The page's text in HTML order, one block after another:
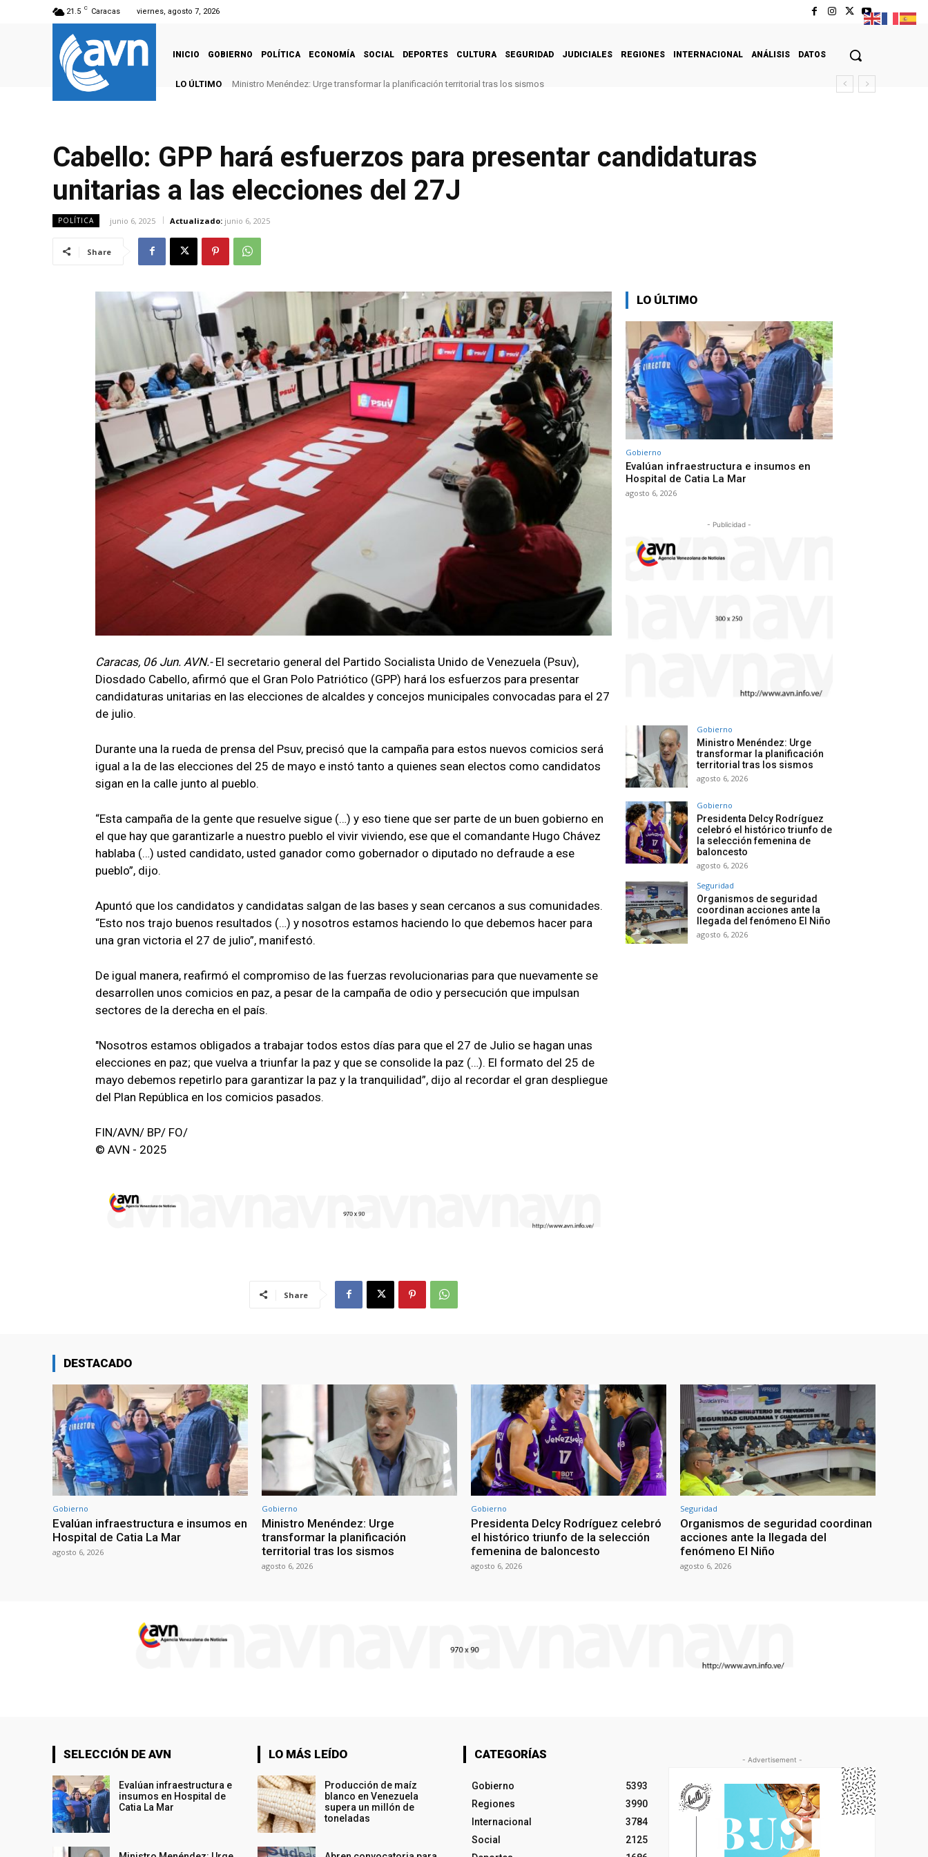
21.5 C Caracas viernes, agosto 7, 2026
INICIO GOBIERNO POLÍTICA ECONOMÍA SOCIAL DEPORTES CULTURA SEGURIDAD JUDICIALES REGIONES INTERNACIONAL ANÁLISIS DATOS
LO ÚLTIMO Ministro Menéndez: Urge transformar la planificación territorial tras los sismos
Cabello: GPP hará esfuerzos para presentar candidaturas
unitarias a las elecciones del 27J
POLÍTICA junio 6, 2025 Actualizado: junio 6, 2025
Share
Caracas, 06 Jun. AVN.- El secretario general del Partido Socialista Unido de Venezuela (Psuv),
Diosdado Cabello, afirmó que el Gran Polo Patriótico (GPP) hará los esfuerzos para presentar
candidaturas unitarias en las elecciones de alcaldes y concejos municipales convocadas para el 27
de julio.
Durante una la rueda de prensa del Psuv, precisó que la campaña para estos nuevos comicios será
igual a la de las elecciones del 25 de mayo e instó tanto a quienes sean electos como candidatos
sigan en la calle junto al pueblo.
“Esta campaña de la gente que resuelve sigue (…) y eso tiene que ser parte de un buen gobierno en
el que hay que garantizarle a nuestro pueblo el vivir viviendo, ese que el comandante Hugo Chávez
hablaba (…) usted candidato, usted ganador como gobernador o diputado no defraude a ese
pueblo”, dijo.
Apuntó que los candidatos y candidatas salgan de las bases y sean cercanos a sus comunidades.
“Esto nos trajo buenos resultados (…) y nosotros estamos haciendo lo que debemos hacer para
una gran victoria el 27 de julio”, manifestó.
De igual manera, reafirmó el compromiso de las fuerzas revolucionarias para que nuevamente se
desarrollen unos comicios en paz, a pesar de la campaña de odio y persecución que impulsan
sectores de la derecha en el país.
"Nosotros estamos obligados a trabajar todos estos días para que el 27 de Julio se hagan unas
elecciones en paz; que vuelva a triunfar la paz y que se consolide la paz (…). El formato del 25 de
mayo debemos repetirlo para garantizar la paz y la tranquilidad”, dijo al recordar el gran despliegue
del Plan República en los comicios pasados.
FIN/AVN/ BP/ FO/
© AVN - 2025
Share
LO ÚLTIMO
Gobierno
Evalúan infraestructura e insumos en
Hospital de Catia La Mar
agosto 6, 2026
- Publicidad -
Gobierno
Ministro Menéndez: Urge
transformar la planificación
territorial tras los sismos
agosto 6, 2026
Gobierno
Presidenta Delcy Rodríguez
celebró el histórico triunfo de
la selección femenina de
baloncesto
agosto 6, 2026
Seguridad
Organismos de seguridad
coordinan acciones ante la
llegada del fenómeno El Niño
agosto 6, 2026
DESTACADO
Gobierno
Evalúan infraestructura e insumos en
Hospital de Catia La Mar
agosto 6, 2026
Gobierno
Ministro Menéndez: Urge
transformar la planificación
territorial tras los sismos
agosto 6, 2026
Gobierno
Presidenta Delcy Rodríguez celebró
el histórico triunfo de la selección
femenina de baloncesto
agosto 6, 2026
Seguridad
Organismos de seguridad coordinan
acciones ante la llegada del
fenómeno El Niño
agosto 6, 2026
SELECCIÓN DE AVN
Evalúan infraestructura e
insumos en Hospital de
Catia La Mar
LO MÁS LEÍDO
Producción de maíz
blanco en Venezuela
supera un millón de
toneladas
CATEGORÍAS
Gobierno
5393
Regiones
3990
Internacional
3784
Social
2125
- Advertisement -